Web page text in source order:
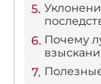
Почему